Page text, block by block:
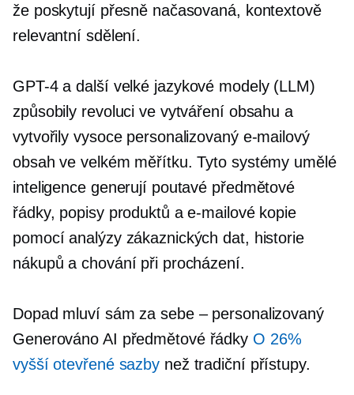
že poskytují přesně načasovaná, kontextově
relevantní sdělení.
GPT-4a další velké jazykové modely (LLM)
způsobily revoluci ve vytváření obsahu a
vytvořily vysoce personalizovaný e-mailový
obsah ve velkém měřítku. Tyto systémy umělé
inteligence generují poutavé předmětové
řádky, popisy produktů a e-mailové kopie
pomocí analýzy zákaznických dat, historie
nákupů a chování při procházení.
Dopad mluví sám za sebe – personalizovaný
Generováno AI předmětové řádky O 26%
vyšší otevřené sazby než tradiční přístupy.